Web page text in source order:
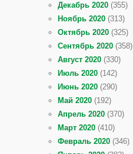
Декабрь 2020 (355)
Ноябрь 2020 (313)
Октябрь 2020 (325)
Сентябрь 2020 (358)
Август 2020 (330)
Июль 2020 (142)
Июнь 2020 (290)
Май 2020 (192)
Апрель 2020 (370)
Март 2020 (410)
Февраль 2020 (346)